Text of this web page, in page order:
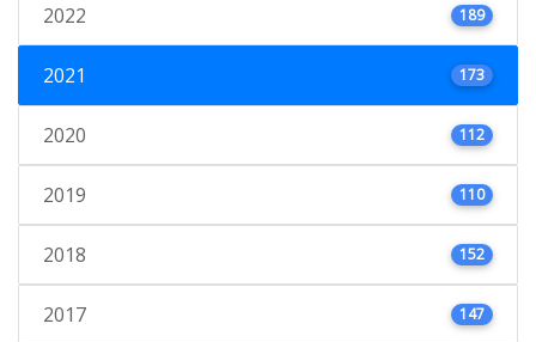
2022 189
2021 173
2020 112
2019 110
2018 152
2017 147